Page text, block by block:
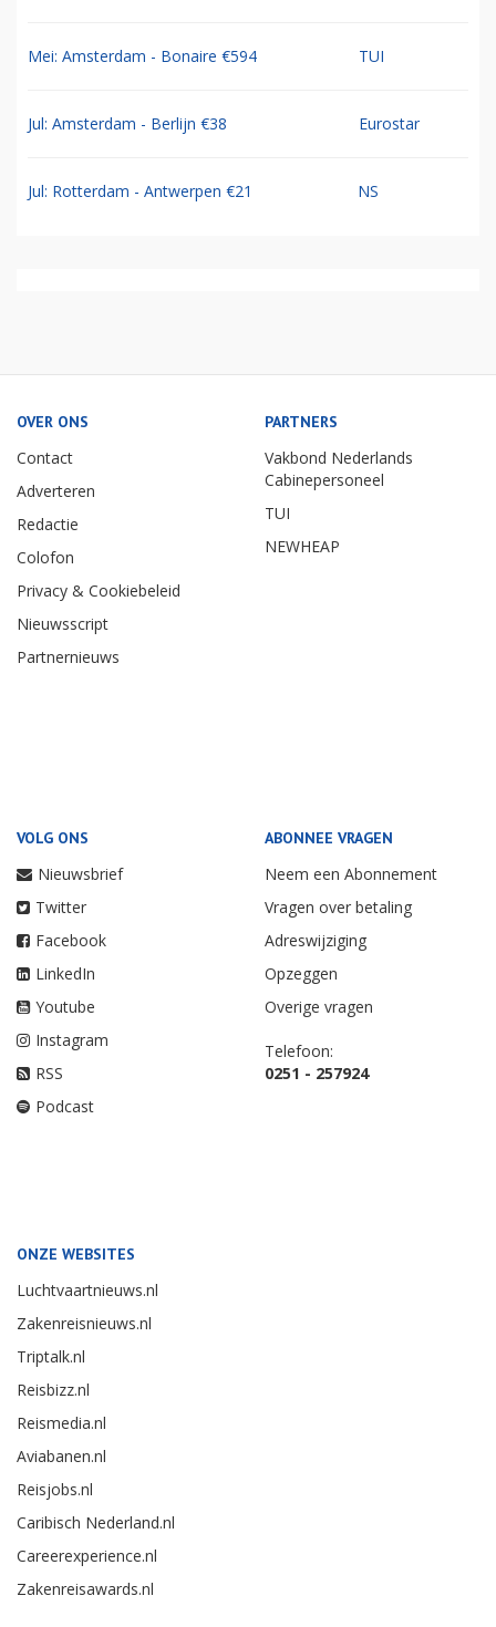
Mei: Amsterdam - Bonaire €594 TUI
Jul: Amsterdam - Berlijn €38 Eurostar
Jul: Rotterdam - Antwerpen €21 NS
OVER ONS
Contact
Adverteren
Redactie
Colofon
Privacy & Cookiebeleid
Nieuwsscript
Partnernieuws
PARTNERS
Vakbond Nederlands
Cabinepersoneel
TUI
NEWHEAP
VOLG ONS
Nieuwsbrief
Twitter
Facebook
LinkedIn
Youtube
Instagram
RSS
Podcast
ABONNEE VRAGEN
Neem een Abonnement
Vragen over betaling
Adreswijziging
Opzeggen
Overige vragen
Telefoon:
0251 - 257924
ONZE WEBSITES
Luchtvaartnieuws.nl
Zakenreisnieuws.nl
Triptalk.nl
Reisbizz.nl
Reismedia.nl
Aviabanen.nl
Reisjobs.nl
Caribisch Nederland.nl
Careerexperience.nl
Zakenreisawards.nl